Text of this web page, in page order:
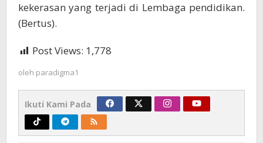
kekerasan yang terjadi di Lembaga pendidikan.
(Bertus).
Post Views: 1,778
oleh paradigma1
Ikuti Kami Pada